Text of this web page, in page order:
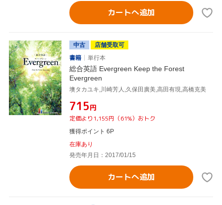
カートへ追加
中古
店舗受取可
書籍
単行本
総合英語 Evergreen Keep the Forest
Evergreen
墺タカユキ,川崎芳人,久保田廣美,高田有現,高橋克美
¥715円
定価より1,155円（61%）おトク
獲得ポイント 6P
在庫あり
発売年月日：2017/01/15
カートへ追加